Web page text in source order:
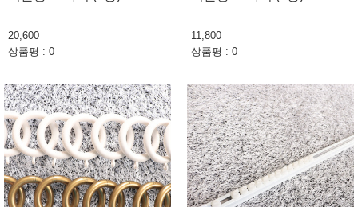
20,600
상품평 : 0
11,800
상품평 : 0